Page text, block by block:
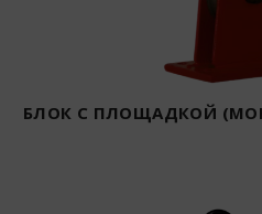
БЛОК С ПЛОЩАДКОЙ